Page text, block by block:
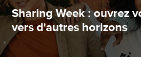
Sharing Week : ouvrez
vers d'autres horizons